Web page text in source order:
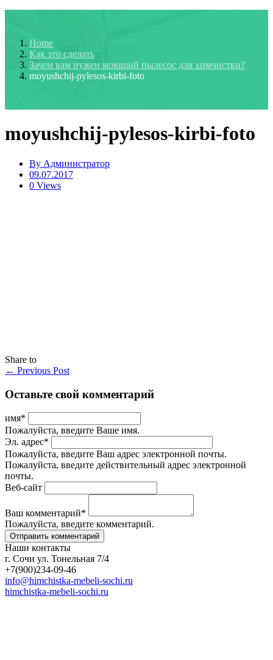
Home
Как это сделать
Зачем вам нужен моющий пылесос для химчистки?
moyushchij-pylesos-kirbi-foto
moyushchij-pylesos-kirbi-foto
By Администратор
09.07.2017
0 Views
Share to
← Previous Post
Оставьте свой комментарий
имя*
Пожалуйста, введите Ваше имя.
Эл. адрес*
Пожалуйста, введите Ваш адрес электронной почты.
Пожалуйста, введите действительный адрес электронной
почты.
Веб-сайт
Ваш комментарий*
Пожалуйста, введите комментарий.
Наши контакты
г. Сочи ул. Тонельная 7/4
+7(900)234-09-46
info@himchistka-mebeli-sochi.ru
himchistka-mebeli-sochi.ru